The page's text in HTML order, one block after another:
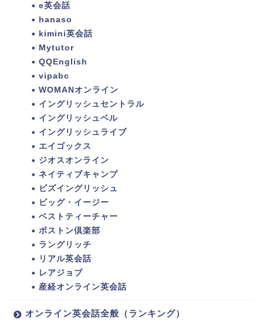
e英会話
hanaso
kimini英会話
Mytutor
QQEnglish
vipabc
WOMANオンライン
イングリッシュセントラル
イングリッシュベル
イングリッシュライブ
エイゴックス
ジオスオンライン
ネイティブキャンプ
ビズイングリッシュ
ビッグ・イージー
ベストティーチャー
ボストン倶楽部
ラングリッチ
リアル英会話
レアジョブ
産経オンライン英会話
オンライン英会話全般（ランキング）